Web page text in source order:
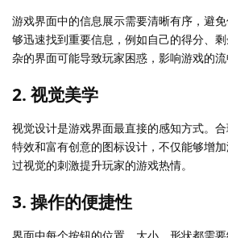
游戏界面中的信息展示需要清晰有序，避
够迅速找到重要信息，例如自己的得分、
杂的界面可能导致玩家困惑，影响游戏的流
2. 视觉美学
视觉设计是游戏界面最直接的感知方式。
特效和富有创意的图标设计，不仅能够增
过视觉的刺激提升玩家的游戏热情。
3. 操作的便捷性